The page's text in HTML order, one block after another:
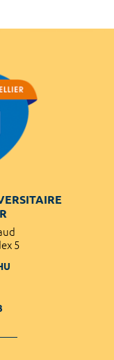
5